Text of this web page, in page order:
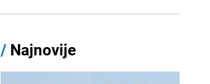
/ Najnovije